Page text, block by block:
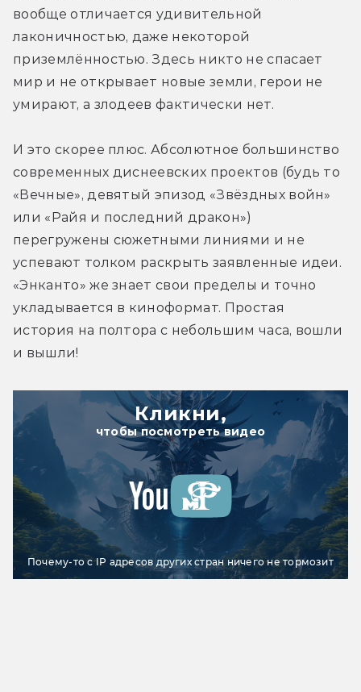
вообще отличается удивительной
лаконичностью, даже некоторой
приземлённостью. Здесь никто не спасает
мир и не открывает новые земли, герои не
умирают, а злодеев фактически нет.
И это скорее плюс. Абсолютное большинство
современных диснеевских проектов (будь то
«Вечные», девятый эпизод «Звёздных войн»
или «Райя и последний дракон»)
перегружены сюжетными линиями и не
успевают толком раскрыть заявленные идеи.
«Энканто» же знает свои пределы и точно
укладывается в киноформат. Простая
история на полтора с небольшим часа, вошли
и вышли!
Кликни,
чтобы посмотреть видео
Почему-то с IP адресов других стран ничего не тормозит